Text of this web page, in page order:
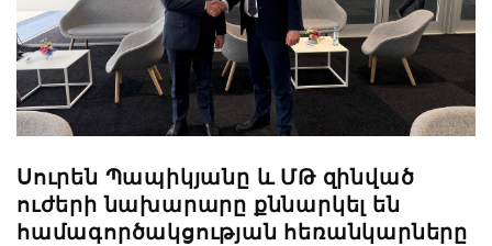
Սուրեն Պապիկյանը և ՄԹ զինված
ուժերի նախարարը քննարկել են
համագործակցության հեռանկարները